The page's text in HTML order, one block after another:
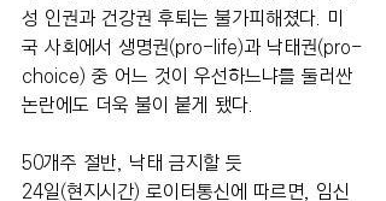
성 인권과 건강권 후퇴는 불가피해졌다. 미
국 사회에서 생명권(pro-life)과 낙태권(pro-
choice) 중 어느 것이 우선하느냐를 둘러싼
논란에도 더욱 불이 붙게 됐다.
50개주 절반, 낙태 금지할 듯
24일(현지시간) 로이터통신에 따르면, 임신